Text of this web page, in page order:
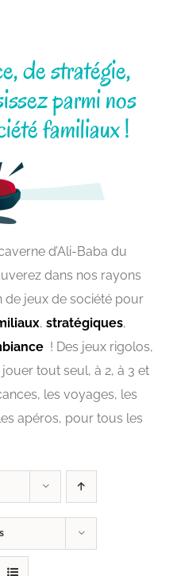
de stratégie,
parmi nos
familiaux !
d’Ali-Baba du
dans nos rayons
de jeux de société pour
, stratégiques,
! Des jeux rigolos,
tout seul, à 2, à 3 et
les voyages, les
apéros, pour tous les